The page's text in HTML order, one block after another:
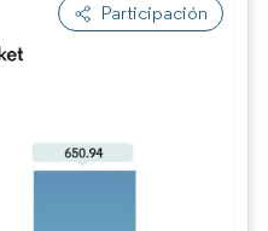
Participación